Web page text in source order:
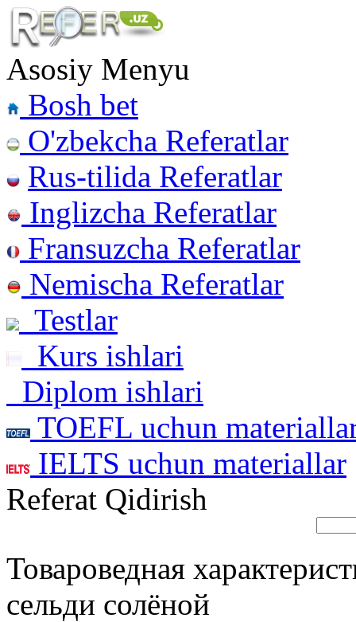
Asosiy Menyu
Bosh bet
O'zbekcha Referatlar
Rus-tilida Referatlar
Inglizcha Referatlar
Fransuzcha Referatlar
Nemischa Referatlar
Testlar
Kurs ishlari
Diplom ishlari
TOEFL uchun
IELTS uchun materiallar
Referat Qidirish
Товароведная
сельди солёной